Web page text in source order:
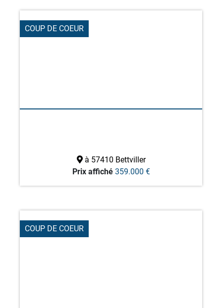
COUP DE COEUR
à 57410 Bettviller
Prix affiché 359.000 €
COUP DE COEUR